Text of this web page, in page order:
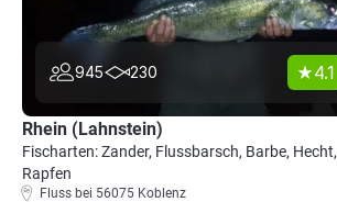
945 230 4.1
Rhein (Lahnstein)
Fischarten: Zander, Flussbarsch, Barbe, Hecht,
Rapfen
Fluss bei 56075 Koblenz